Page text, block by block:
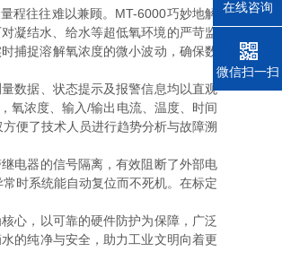
往往难以兼顾。MT-6000巧妙地解
凝结水、给水等超低氧环境的严苛监
捕捉溶解氧浓度的微小波动，确保数
数据、状态提示及报警信息均以直观
氧浓度、输入/输出电流、温度、时间
便了技术人员进行趋势分析与故障溯
电器的信号隔离，有效阻断了外部电
时系统能自动复位而不死机。在标定
心，以可靠的硬件防护为保障，广泛
的纯净与安全，助力工业文明向着更
在线咨询
电话
微信扫一扫